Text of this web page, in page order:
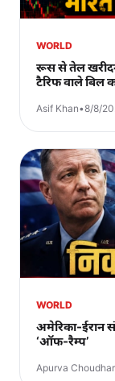
WORLD
रूस से तेल
टैरिफ वाले बिल
Asif Khan•8/8/
WORLD
अमेरिका-ईरान
‘ऑफ-रैम्प’
Apurva